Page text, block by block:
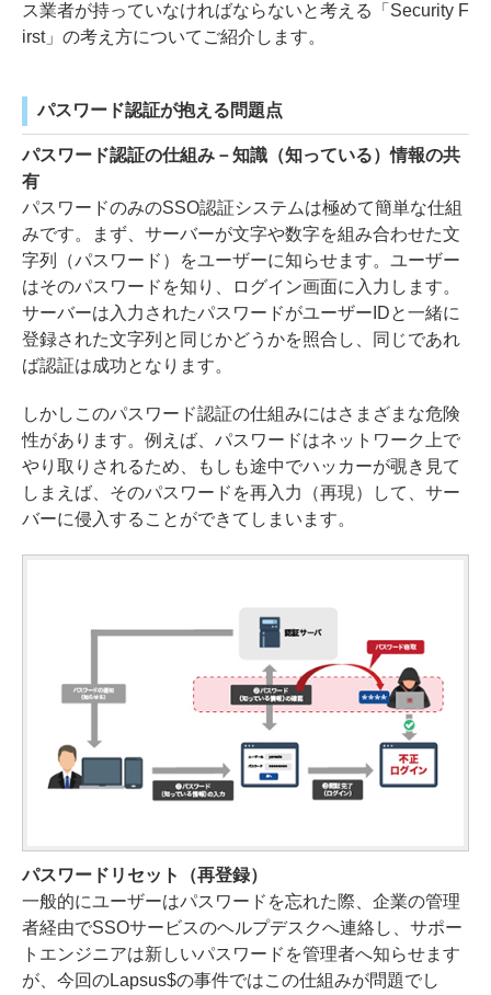
ス業者が持っていなければならないと考える「Security F
irst」の考え方についてご紹介します。
パスワード認証が抱える問題点
パスワード認証の仕組み－知識（知っている）情報の共
有
パスワードのみのSSO認証システムは極めて簡単な仕組
みです。まず、サーバーが文字や数字を組み合わせた文
字列（パスワード）をユーザーに知らせます。ユーザー
はそのパスワードを知り、ログイン画面に入力します。
サーバーは入力されたパスワードがユーザーIDと一緒に
登録された文字列と同じかどうかを照合し、同じであれ
ば認証は成功となります。
しかしこのパスワード認証の仕組みにはさまざまな危険
性があります。例えば、パスワードはネットワーク上で
やり取りされるため、もしも途中でハッカーが覗き見て
しまえば、そのパスワードを再入力（再現）して、サー
バーに侵入することができてしまいます。
パスワードリセット（再登録）
一般的にユーザーはパスワードを忘れた際、企業の管理
者経由でSSOサービスのヘルプデスクへ連絡し、サポー
トエンジニアは新しいパスワードを管理者へ知らせます
が、今回のLapsus$の事件ではこの仕組みが問題でし